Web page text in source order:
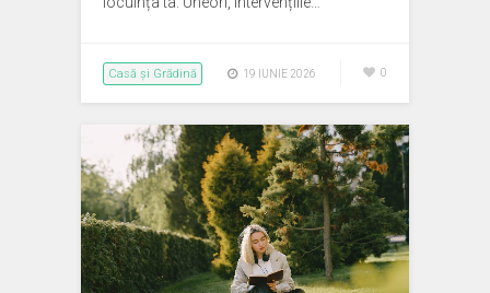
Casă și Grădină 19 IUNIE 2026 0